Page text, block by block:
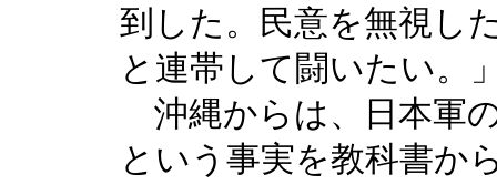
到した。民意を無視し
と連帯して闘いたい
沖縄からは、日本軍
という事実を教科書か